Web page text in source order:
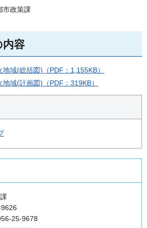
市政策課
内容
域(総括図)（PDF：1,155KB）
域(計画図)（PDF：319KB）
25-9678